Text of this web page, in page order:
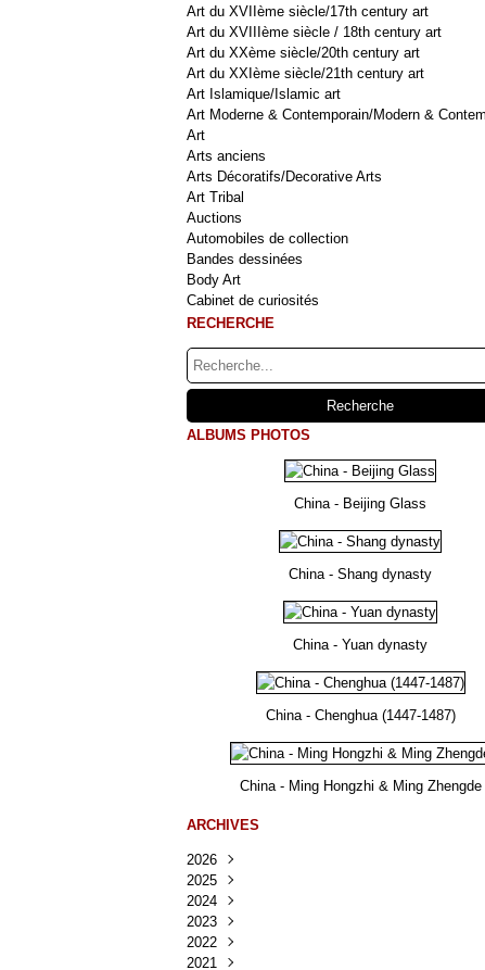
Art du XVIIème siècle/17th century art
Art du XVIIIème siècle / 18th century art
Art du XXème siècle/20th century art
Art du XXIème siècle/21th century art
Art Islamique/Islamic art
Art Moderne & Contemporain/Modern &
Art
Arts anciens
Arts Décoratifs/Decorative Arts
Art Tribal
Auctions
Automobiles de collection
Bandes dessinées
Body Art
Cabinet de curiosités
RECHERCHE
ALBUMS PHOTOS
China - Beijing Glass
China - Shang dynasty
China - Yuan dynasty
China - Chenghua (1447-1487)
China - Ming Hongzhi & Ming Zhengde
ARCHIVES
2026
Août
Juillet
Juin
Mai(100)
Avril
2025
Décembre
Novembre
Octobre
Septembre
2024
Décembre
Novembre
Octobre
2023
Décembre
Novembre
2022
Décembre
2021